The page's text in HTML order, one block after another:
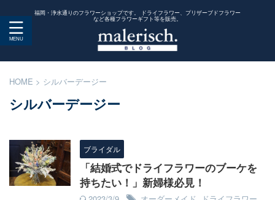
福岡・浄水通りのフラワーショップです。 ドライフラワー、プリザーブドフラワー
など各種フラワーギフト等を販売。
HOME > シルバーデージー
シルバーデージー
ブライダル
「結婚式でドライフラワーのブーケを
持ちたい！」新婦様必見！